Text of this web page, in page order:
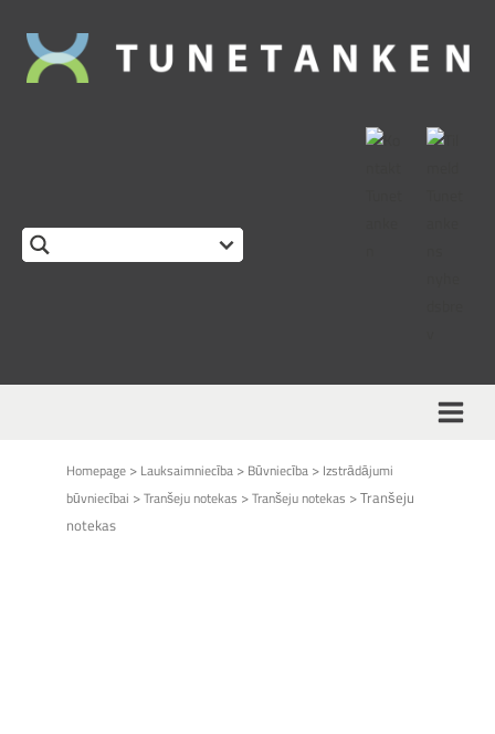
Homepage > Lauksaimniecība > Būvniecība > Izstrādājumi
būvniecībai >Tranšeju notekas >Tranšeju notekas >Tranšeju
notekas